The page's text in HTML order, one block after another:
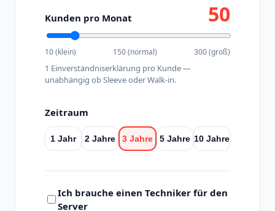
Kunden pro Monat 50
10 (klein) 150 (normal) 300 (groß)
1 Einverständniserklärung pro Kunde —
unabhängig ob Sleeve oder Walk-in.
Zeitraum
1 Jahr 2 Jahre 3 Jahre 5 Jahre 10 Jahre
Ich brauche einen Techniker für den
Server